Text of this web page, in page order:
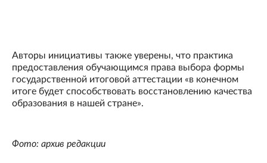
Авторы инициативы также уверены, что практика
предоставления обучающимся права выбора формы
государственной итоговой аттестации «в конечном
итоге будет способствовать восстановлению качества
образования в нашей стране».
Фото: архив редакции